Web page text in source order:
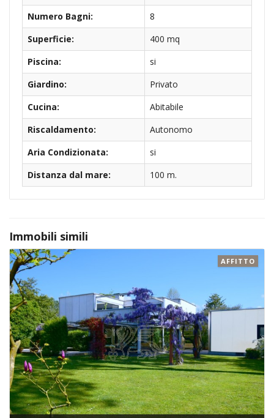
Numero Bagni:
8
Superficie:
400 mq
Piscina:
si
Giardino:
Privato
Cucina:
Abitabile
Riscaldamento:
Autonomo
Aria Condizionata:
si
Distanza dal mare:
100 m.
Immobili simili
AFFITTO